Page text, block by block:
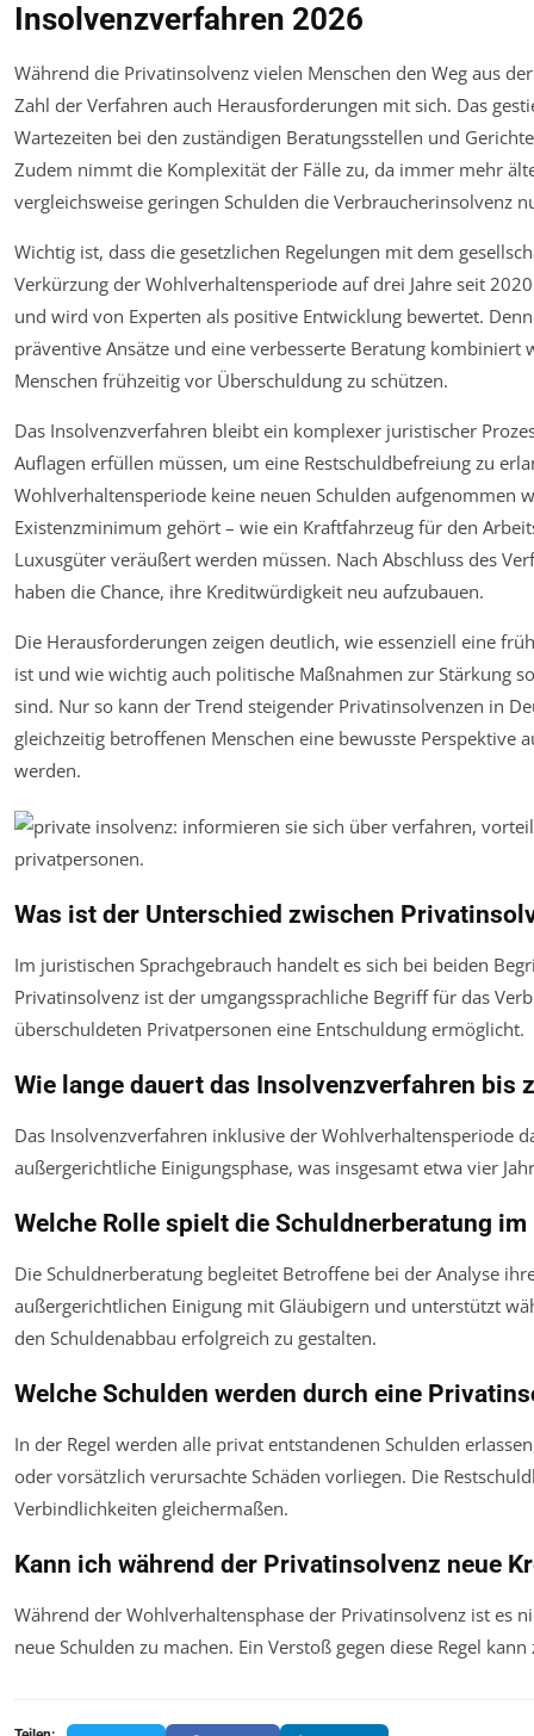
Insolvenzverfahren 2026
Während die Privatinsolvenz vielen Menschen den Weg aus
Zahl der Verfahren auch Herausforderungen mit sich. Das
Wartezeiten bei den zuständigen Beratungsstellen und
Zudem nimmt die Komplexität der Fälle zu, da immer mehr
vergleichsweise geringen Schulden die Verbraucherinsolvenz
Wichtig ist, dass die gesetzlichen Regelungen mit dem
Verkürzung der Wohlverhaltensperiode auf drei Jahre seit
und wird von Experten als positive Entwicklung bewertet.
präventive Ansätze und eine verbesserte Beratung
Menschen frühzeitig vor Überschuldung zu schützen.
Das Insolvenzverfahren bleibt ein komplexer juristischer
Auflagen erfüllen müssen, um eine Restschuldbefreiung zu
Wohlverhaltensperiode keine neuen Schulden aufgenommen
Existenzminimum gehört – wie ein Kraftfahrzeug für den
Luxusgüter veräußert werden müssen. Nach Abschluss des
haben die Chance, ihre Kreditwürdigkeit neu aufzubauen.
Die Herausforderungen zeigen deutlich, wie essenziell eine
ist und wie wichtig auch politische Maßnahmen zur Stärkung
sind. Nur so kann der Trend steigender Privatinsolvenzen in
gleichzeitig betroffenen Menschen eine bewusste Perspektive
werden.
Was ist der Unterschied zwischen
Im juristischen Sprachgebrauch handelt es sich bei beiden
Privatinsolvenz ist der umgangssprachliche Begriff für das
überschuldeten Privatpersonen eine Entschuldung ermöglicht.
Wie lange dauert das Insolvenzverfahren bis
Das Insolvenzverfahren inklusive der Wohlverhaltensperiode
außergerichtliche Einigungsphase, was insgesamt etwa vier
Welche Rolle spielt die Schuldnerberatung
Die Schuldnerberatung begleitet Betroffene bei der Analyse
außergerichtlichen Einigung mit Gläubigern und unterstützt
den Schuldenabbau erfolgreich zu gestalten.
Welche Schulden werden durch eine
In der Regel werden alle privat entstandenen Schulden
oder vorsätzlich verursachte Schäden vorliegen. Die
Verbindlichkeiten gleichermaßen.
Kann ich während der Privatinsolvenz neue
Während der Wohlverhaltensphase der Privatinsolvenz ist es
neue Schulden zu machen. Ein Verstoß gegen diese Regel